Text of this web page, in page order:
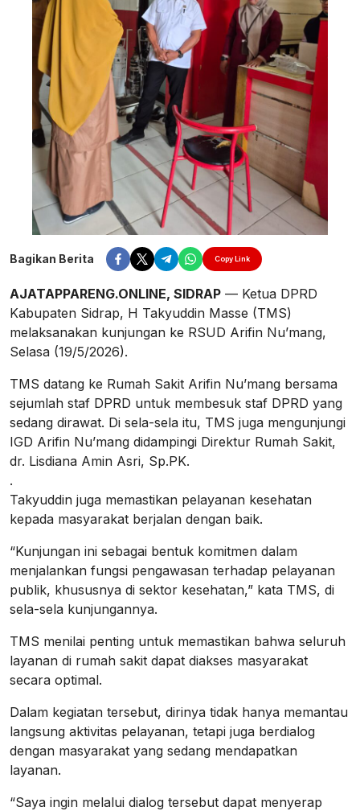
Bagikan Berita Copy Link
AJATAPPARENG.ONLINE, SIDRAP — Ketua DPRD
Kabupaten Sidrap, H Takyuddin Masse (TMS)
melaksanakan kunjungan ke RSUD Arifin Nu’mang,
Selasa (19/5/2026).
TMS datang ke Rumah Sakit Arifin Nu’mang bersama
sejumlah staf DPRD untuk membesuk staf DPRD yang
sedang dirawat. Di sela-sela itu, TMS juga mengunjungi
IGD Arifin Nu’mang didampingi Direktur Rumah Sakit,
dr. Lisdiana Amin Asri, Sp.PK.
.
Takyuddin juga memastikan pelayanan kesehatan
kepada masyarakat berjalan dengan baik.
“Kunjungan ini sebagai bentuk komitmen dalam
menjalankan fungsi pengawasan terhadap pelayanan
publik, khususnya di sektor kesehatan,” kata TMS, di
sela-sela kunjungannya.
TMS menilai penting untuk memastikan bahwa seluruh
layanan di rumah sakit dapat diakses masyarakat
secara optimal.
Dalam kegiatan tersebut, dirinya tidak hanya memantau
langsung aktivitas pelayanan, tetapi juga berdialog
dengan masyarakat yang sedang mendapatkan
layanan.
“Saya ingin melalui dialog tersebut dapat menyerap